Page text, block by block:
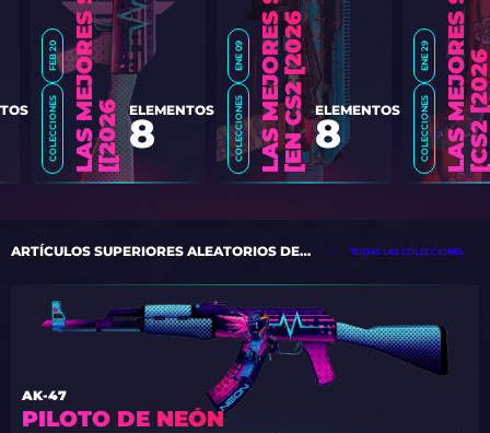
ENE 29
COLECCIONES
ENE 09
COLECCIONES S
6
] ELEMENTOS
8
FEB 20
COLECCIONES M
6
] ELEMENTOS
8
ARTÍCULOS SUPERIORES ALEATORIOS DE LAS COLECCIONES TODAS LAS COLECCIONES
PILOTO DE NEÓN
AK-47